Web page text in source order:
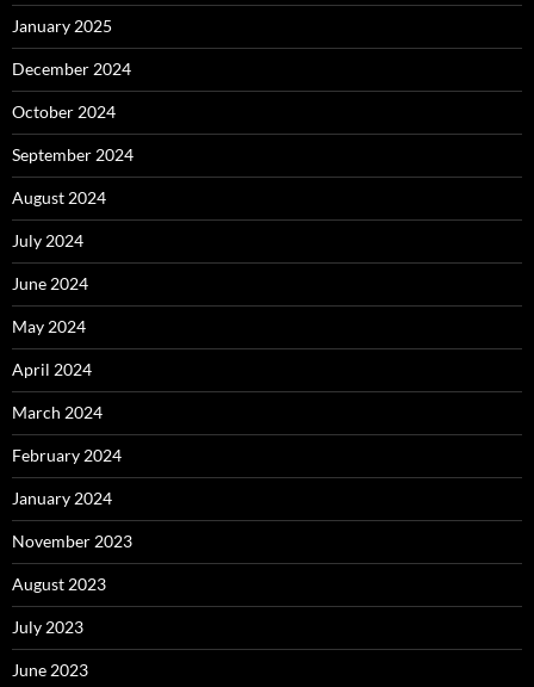
January 2025
December 2024
October 2024
September 2024
August 2024
July 2024
June 2024
May 2024
April 2024
March 2024
February 2024
January 2024
November 2023
August 2023
July 2023
June 2023